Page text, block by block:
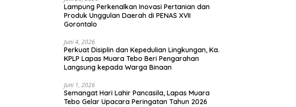
Lampung Perkenalkan Inovasi Pertanian dan
Produk Unggulan Daerah di PENAS XVII
Gorontalo
Juni 4, 2026
Perkuat Disiplin dan Kepedulian Lingkungan, Ka.
KPLP Lapas Muara Tebo Beri Pengarahan
Langsung kepada Warga Binaan
Juni 1, 2026
Semangat Hari Lahir Pancasila, Lapas Muara
Tebo Gelar Upacara Peringatan Tahun 2026